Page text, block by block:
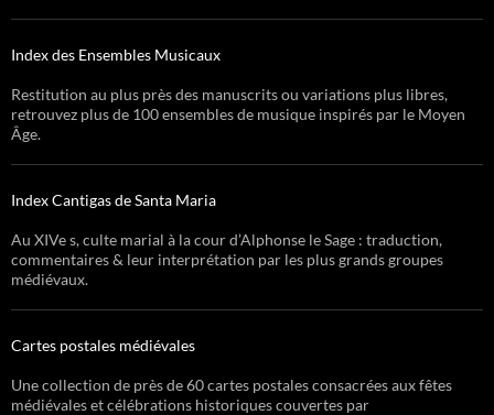
Index des Ensembles Musicaux
Restitution au plus près des manuscrits ou variations plus libres,
retrouvez plus de 100 ensembles de musique inspirés par le Moyen
Âge.
Index Cantigas de Santa Maria
Au XIVe s, culte marial à la cour d’Alphonse le Sage : traduction,
commentaires & leur interprétation par les plus grands groupes
médiévaux.
Cartes postales médiévales
Une collection de près de 60 cartes postales consacrées aux fêtes
médiévales et célébrations historiques couvertes par